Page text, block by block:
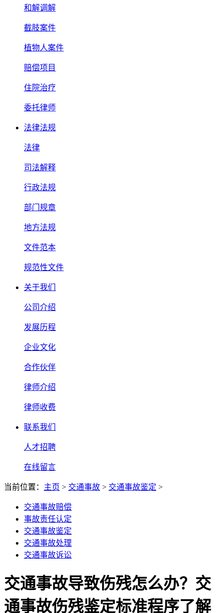
和解调解
截肢案件
植物人案件
赔偿项目
住院治疗
委托律师
法律法规
法律
司法解释
行政法规
部门规章
地方法规
文件范本
规范性文件
关于我们
公司介绍
发展历程
企业文化
合作伙伴
律师介绍
律师收费
联系我们
人才招聘
在线留言
当前位置： 主页 > 交通事故 > 交通事故鉴定 >
交通事故赔偿
事故责任认定
交通事故鉴定
交通事故处理
交通事故诉讼
交通事故导致伤残怎么办？交
通事故伤残鉴定标准程序了解